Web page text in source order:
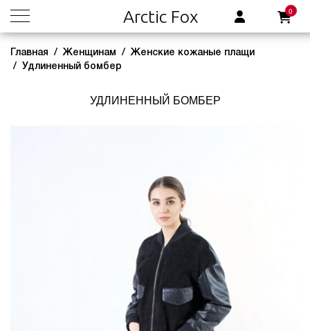
Arctic Fox 0
Главная Женщинам
Женские кожаные плащи
Удлиненный бомбер
УДЛИНЕННЫЙ БОМБЕР